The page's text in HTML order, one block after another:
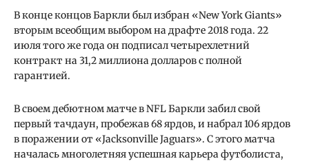
В конце концов Баркли был избран «New York Giants»
вторым всеобщим выбором на драфте 2018 года. 22
июля того же года он подписал четырехлетний
контракт на 31,2 миллиона долларов с полной
гарантией.
В своем дебютном матче в NFL Баркли забил свой
первый тачдаун, пробежав 68 ярдов, и набрал 106 ярдов
в поражении от «Jacksonville Jaguars». С этого матча
началась многолетняя успешная карьера футболиста,